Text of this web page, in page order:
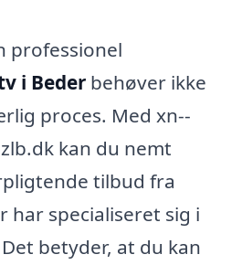
professionel
i Beder behøver ikke
proces. Med xn--
kan du nemt
tilbud fra
har specialiseret sig i
betyder, at du kan